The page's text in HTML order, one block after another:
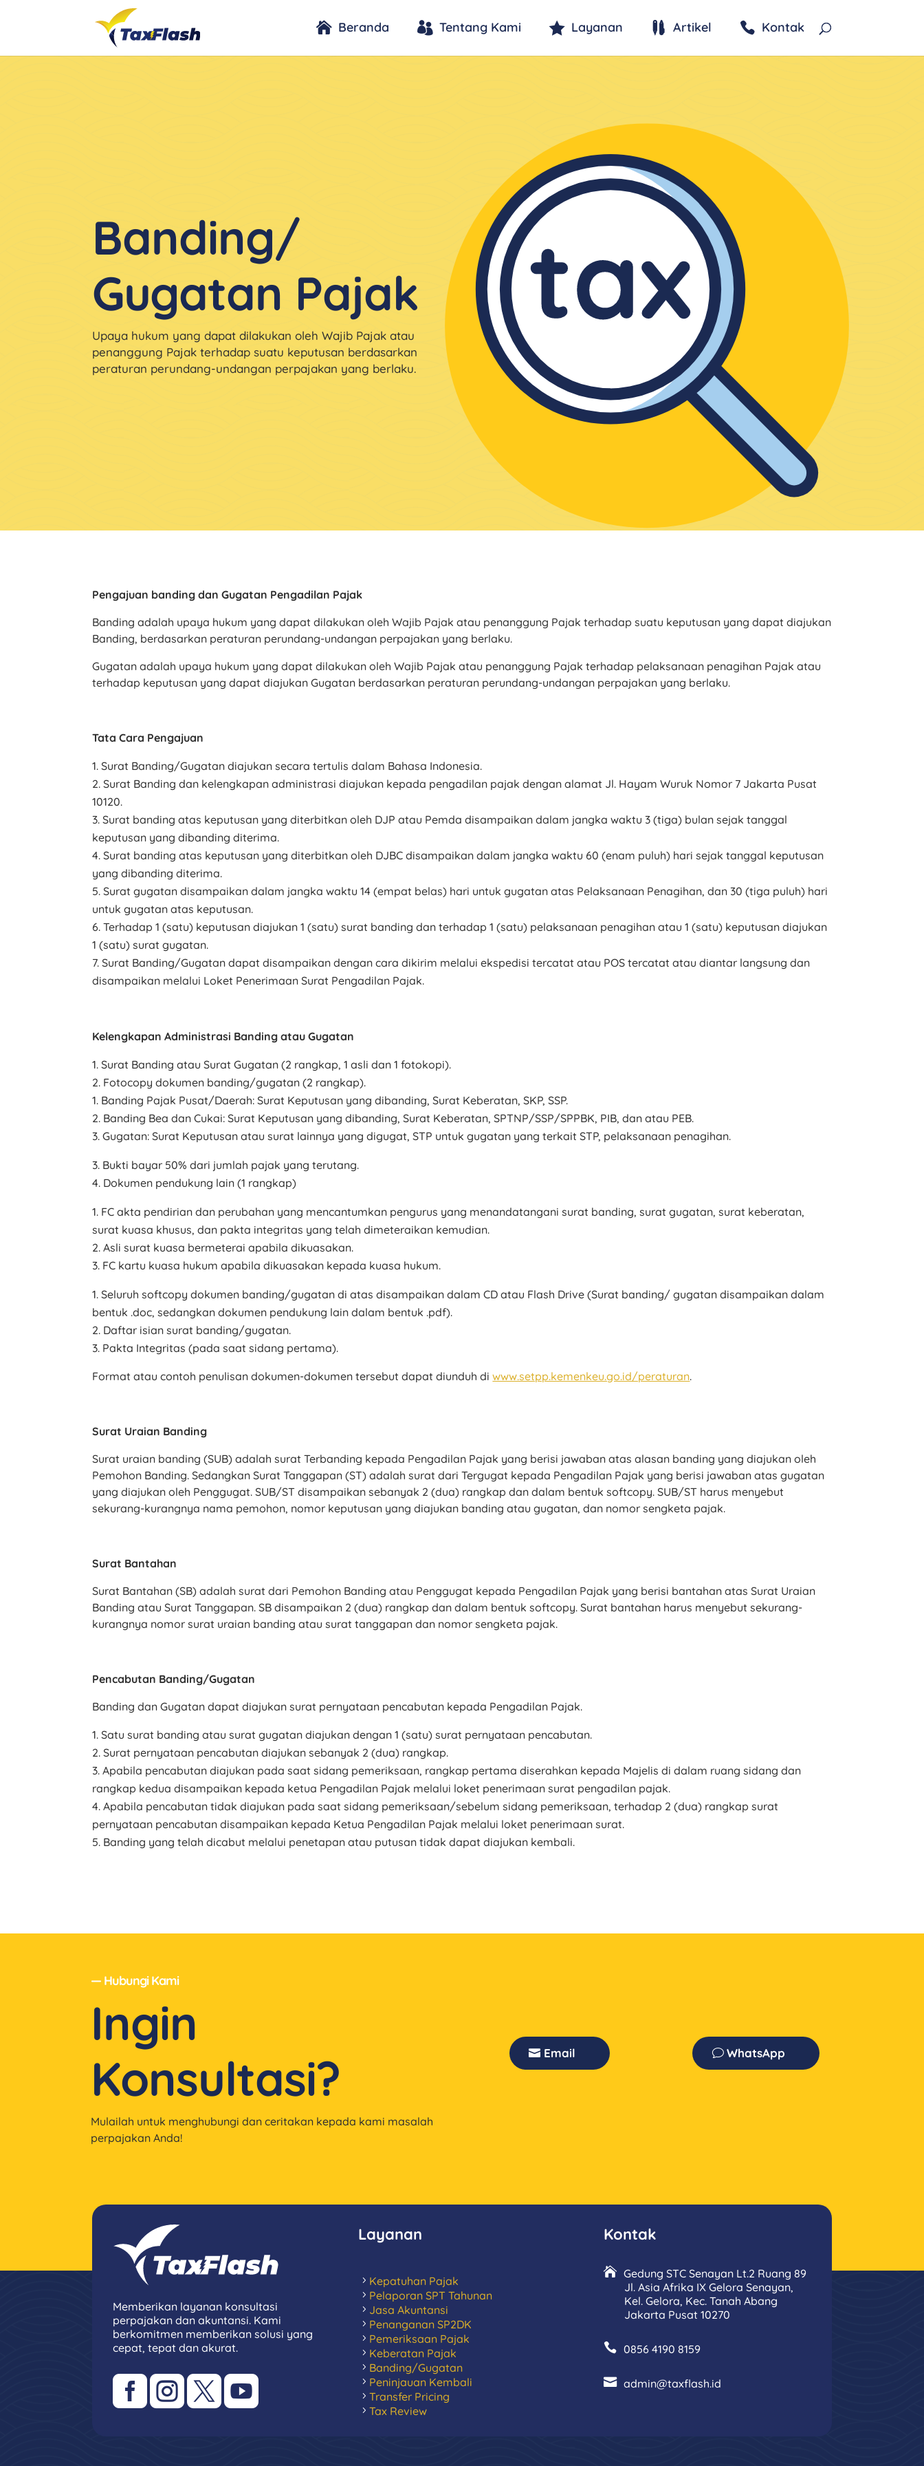
Beranda Tentang Kami Layanan Artikel Kontak
Banding/
Gugatan Pajak
Upaya hukum yang dapat dilakukan oleh Wajib Pajak atau
penanggung Pajak terhadap suatu keputusan berdasarkan
peraturan perundang-undangan perpajakan yang berlaku.
Pengajuan banding dan Gugatan Pengadilan Pajak
Banding adalah upaya hukum yang dapat dilakukan oleh Wajib Pajak atau penanggung Pajak terhadap suatu keputusan yang dapat diajukan
Banding, berdasarkan peraturan perundang-undangan perpajakan yang berlaku.
Gugatan adalah upaya hukum yang dapat dilakukan oleh Wajib Pajak atau penanggung Pajak terhadap pelaksanaan penagihan Pajak atau
terhadap keputusan yang dapat diajukan Gugatan berdasarkan peraturan perundang-undangan perpajakan yang berlaku.
Tata Cara Pengajuan
Surat Banding/Gugatan diajukan secara tertulis dalam Bahasa Indonesia.
Surat Banding dan kelengkapan administrasi diajukan kepada pengadilan pajak dengan alamat Jl. Hayam Wuruk Nomor 7 Jakarta Pusat
10120.
Surat banding atas keputusan yang diterbitkan oleh DJP atau Pemda disampaikan dalam jangka waktu 3 (tiga) bulan sejak tanggal
keputusan yang dibanding diterima.
Surat banding atas keputusan yang diterbitkan oleh DJBC disampaikan dalam jangka waktu 60 (enam puluh) hari sejak tanggal keputusan
yang dibanding diterima.
Surat gugatan disampaikan dalam jangka waktu 14 (empat belas) hari untuk gugatan atas Pelaksanaan Penagihan, dan 30 (tiga puluh) hari
untuk gugatan atas keputusan.
Terhadap 1 (satu) keputusan diajukan 1 (satu) surat banding dan terhadap 1 (satu) pelaksanaan penagihan atau 1 (satu) keputusan diajukan
1 (satu) surat gugatan.
Surat Banding/Gugatan dapat disampaikan dengan cara dikirim melalui ekspedisi tercatat atau POS tercatat atau diantar langsung dan
disampaikan melalui Loket Penerimaan Surat Pengadilan Pajak.
Kelengkapan Administrasi Banding atau Gugatan
Surat Banding atau Surat Gugatan (2 rangkap, 1 asli dan 1 fotokopi).
Fotocopy dokumen banding/gugatan (2 rangkap).
Banding Pajak Pusat/Daerah: Surat Keputusan yang dibanding, Surat Keberatan, SKP, SSP.
Banding Bea dan Cukai: Surat Keputusan yang dibanding, Surat Keberatan, SPTNP/SSP/SPPBK, PIB, dan atau PEB.
Gugatan: Surat Keputusan atau surat lainnya yang digugat, STP untuk gugatan yang terkait STP, pelaksanaan penagihan.
Bukti bayar 50% dari jumlah pajak yang terutang.
Dokumen pendukung lain (1 rangkap)
FC akta pendirian dan perubahan yang mencantumkan pengurus yang menandatangani surat banding, surat gugatan, surat keberatan,
surat kuasa khusus, dan pakta integritas yang telah dimeteraikan kemudian.
Asli surat kuasa bermeterai apabila dikuasakan.
FC kartu kuasa hukum apabila dikuasakan kepada kuasa hukum.
Seluruh softcopy dokumen banding/gugatan di atas disampaikan dalam CD atau Flash Drive (Surat banding/ gugatan disampaikan dalam
bentuk .doc, sedangkan dokumen pendukung lain dalam bentuk .pdf).
Daftar isian surat banding/gugatan.
Pakta Integritas (pada saat sidang pertama).
Format atau contoh penulisan dokumen-dokumen tersebut dapat diunduh diwww.setpp.kemenkeu.go.id/peraturan.
Surat Uraian Banding
Surat uraian banding (SUB) adalah surat Terbanding kepada Pengadilan Pajak yang berisi jawaban atas alasan banding yang diajukan oleh
Pemohon Banding. Sedangkan Surat Tanggapan (ST) adalah surat dari Tergugat kepada Pengadilan Pajak yang berisi jawaban atas gugatan
yang diajukan oleh Penggugat. SUB/ST disampaikan sebanyak 2 (dua) rangkap dan dalam bentuk softcopy. SUB/ST harus menyebut
sekurang-kurangnya nama pemohon, nomor keputusan yang diajukan banding atau gugatan, dan nomor sengketa pajak.
Surat Bantahan
Surat Bantahan (SB) adalah surat dari Pemohon Banding atau Penggugat kepada Pengadilan Pajak yang berisi bantahan atas Surat Uraian
Banding atau Surat Tanggapan. SB disampaikan 2 (dua) rangkap dan dalam bentuk softcopy. Surat bantahan harus menyebut sekurang-
kurangnya nomor surat uraian banding atau surat tanggapan dan nomor sengketa pajak.
Pencabutan Banding/Gugatan
Banding dan Gugatan dapat diajukan surat pernyataan pencabutan kepada Pengadilan Pajak.
Satu surat banding atau surat gugatan diajukan dengan 1 (satu) surat pernyataan pencabutan.
Surat pernyataan pencabutan diajukan sebanyak 2 (dua) rangkap.
Apabila pencabutan diajukan pada saat sidang pemeriksaan, rangkap pertama diserahkan kepada Majelis di dalam ruang sidang dan
rangkap kedua disampaikan kepada ketua Pengadilan Pajak melalui loket penerimaan surat pengadilan pajak.
Apabila pencabutan tidak diajukan pada saat sidang pemeriksaan/sebelum sidang pemeriksaan, terhadap 2 (dua) rangkap surat
pernyataan pencabutan disampaikan kepada Ketua Pengadilan Pajak melalui loket penerimaan surat.
Banding yang telah dicabut melalui penetapan atau putusan tidak dapat diajukan kembali.
— Hubungi Kami
Ingin
Konsultasi?
Mulailah untuk menghubungi dan ceritakan kepada kami masalah
perpajakan Anda!
Email WhatsApp
Memberikan layanan konsultasi
perpajakan dan akuntansi. Kami
berkomitmen memberikan solusi yang
cepat, tepat dan akurat.

Layanan
Kepatuhan Pajak
Pelaporan SPT Tahunan
Jasa Akuntansi
Penanganan SP2DK
Pemeriksaan Pajak
Keberatan Pajak
Banding/Gugatan
Peninjauan Kembali
Transfer Pricing
Tax Review
Kontak
Gedung STC Senayan Lt.2 Ruang 89
Jl. Asia Afrika IX Gelora Senayan,
Kel. Gelora, Kec. Tanah Abang
Jakarta Pusat 10270
0856 4190 8159
admin@taxflash.id